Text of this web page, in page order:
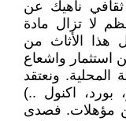
ثقافي ناهيك عن
لا تزال مادة
هذا الأثاث من
استثمار واشعاع
ونعتقد
بورد، اكنول ..)
مؤهلات. فصدى